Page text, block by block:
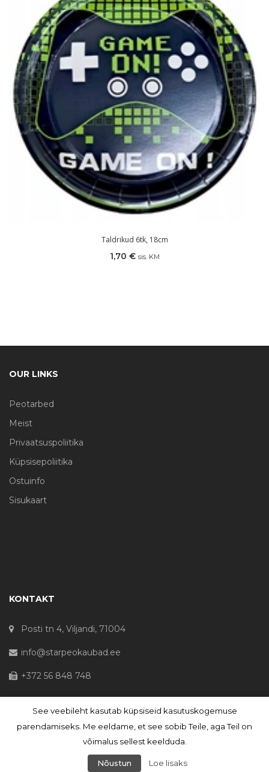
Taldrikud 6tk, 18cm
1,70 € sis. KM
OUR LINKS
Peotarbed
Meist
Privaatsuspoliitika
Küpsisepoliitika
Ostuinfo
Sisukaart
KONTAKT
Posti tn 4, Viljandi, 71004
info@starpeokaubad.ee
+372 56 848 748
© Haljaste OÜ 2020 - Registrikood 10645867
See veebileht kasutab küpsiseid kasutuskogemuse
parendamiseks. Me eeldame, et see sobib Teile, aga Teil on
võimalus sellest keelduda.
Nõustun Loe lisaks